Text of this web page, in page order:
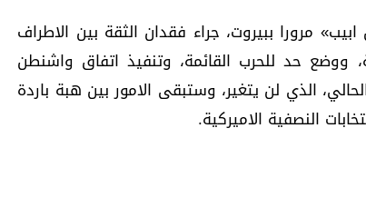
مرورا ببيروت، جراء فقدان الثقة بين الاطراف
ووضع حد للحرب القائمة، وتنفيذ اتفاق واشنطن
الذي لن يتغير، وستبقى الامور بين هبة باردة
النصفية الاميركية.